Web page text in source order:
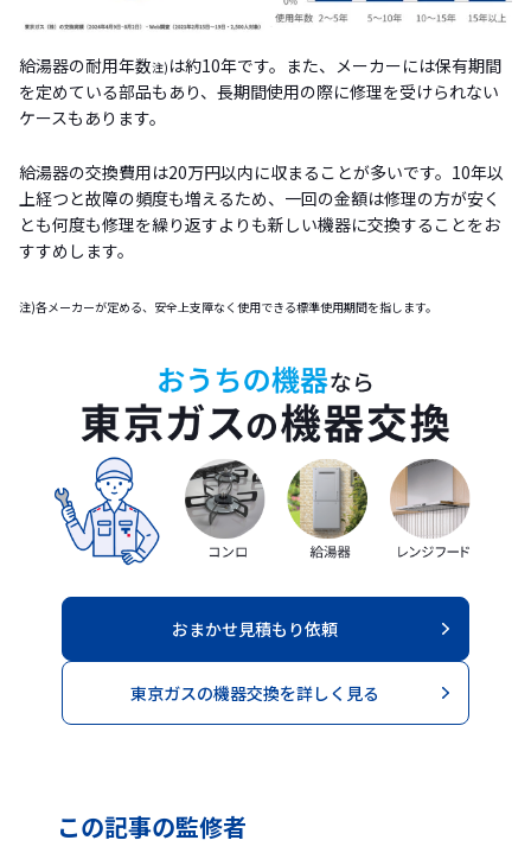
給湯器の耐用年数注) は約10年です。また、メーカーには保有期間
を定めている部品もあり、長期間使用の際に修理を受けられない
ケースもあります。
給湯器の交換費用は20万円以内に収まることが多いです。10年以
上経つと故障の頻度も増えるため、一回の金額は修理の方が安く
とも何度も修理を繰り返すよりも新しい機器に交換することをお
すすめします。
注)各メーカーが定める、安全上支障なく使用できる標準使用期間を指します。
おまかせ見積もり依頼
東京ガスの機器交換を詳しく見る
この記事の監修者